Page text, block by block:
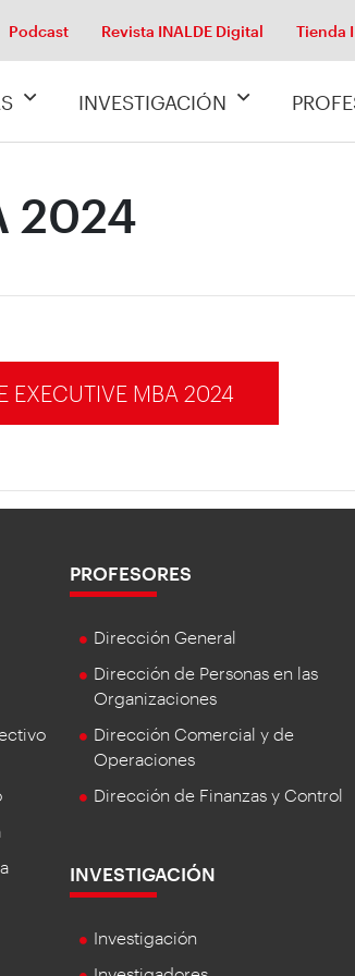
Podcast Revista INALDE Digital Tienda
INVESTIGACIÓN
2024
EXECUTIVE MBA 2024
PROFESORES
Dirección General
Dirección de Personas en las
Organizaciones
Dirección Comercial y de
Operaciones
Dirección de Finanzas y Control
INVESTIGACIÓN
Investigación